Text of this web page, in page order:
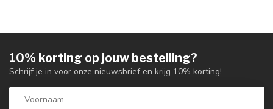
10% korting op jouw bestelling?
Schrijf je in voor onze nieuwsbrief en krijg 10% korting!